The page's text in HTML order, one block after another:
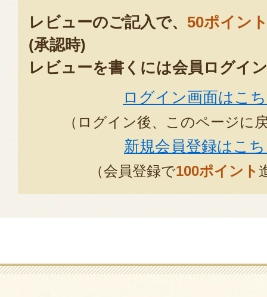
レビューのご記入で、 50ポイン
(承認時)
レビューを書くには会員ログイ
ログイン画面はこ
（ログイン後、このページに
新規会員登録はこ
（会員登録で100ポイント